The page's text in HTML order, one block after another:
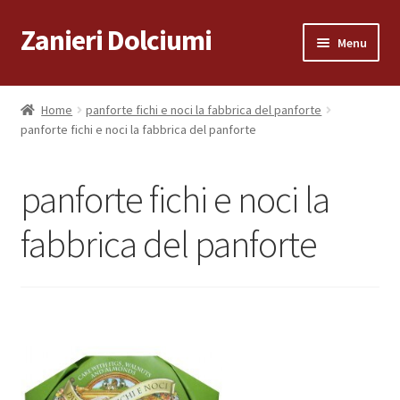
Vai
alla
Vai
al
Zanieri Dolciumi Menu
Home
Carrello
Condizioni di vendita
Dove siamo
Home
panforte fichi e noci la fabbrica del panforte
panforte fichi e noci la fabbrica del panforte
panforte fichi e noci la
fabbrica del panforte